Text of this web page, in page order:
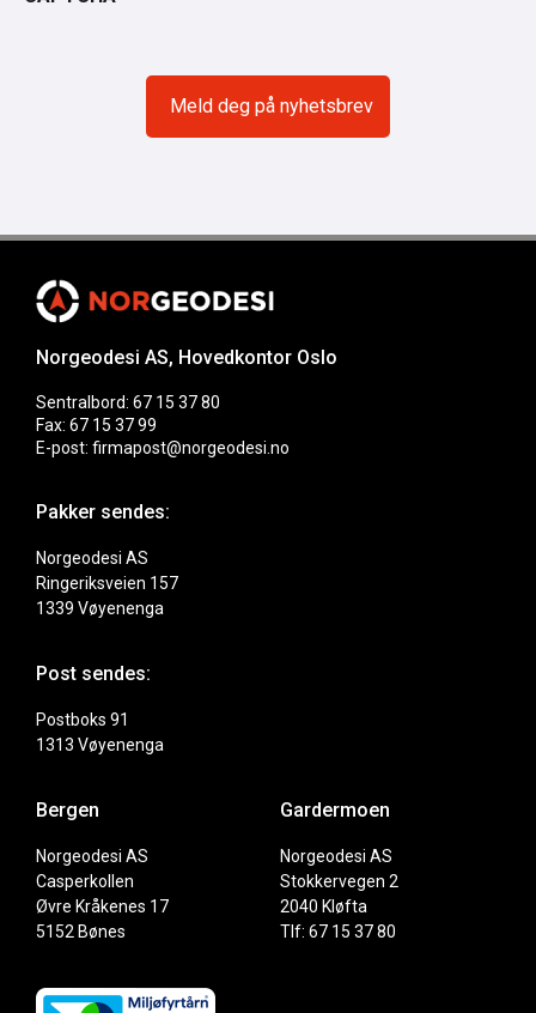
Norgeodesi AS, Hovedkontor Oslo
Sentralbord: 67 15 37 80
Fax: 67 15 37 99
E-post: firmapost@norgeodesi.no
Pakker sendes:
Norgeodesi AS
Ringeriksveien 157
1339 Vøyenenga
Post sendes:
Postboks 91
1313 Vøyenenga
Bergen
Norgeodesi AS
Casperkollen
Øvre Kråkenes 17
5152 Bønes
Gardermoen
Norgeodesi AS
Stokkervegen 2
2040 Kløfta
Tlf: 67 15 37 80